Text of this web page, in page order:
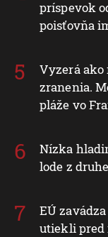
príspevok
poisťovňa
Vyzerá ako
zranenia.
pláže vo
Nízka
lode z
EÚ
utiekli pred